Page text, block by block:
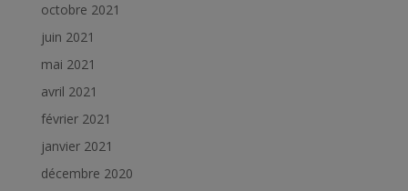
octobre 2021
juin 2021
mai 2021
avril 2021
février 2021
janvier 2021
décembre 2020